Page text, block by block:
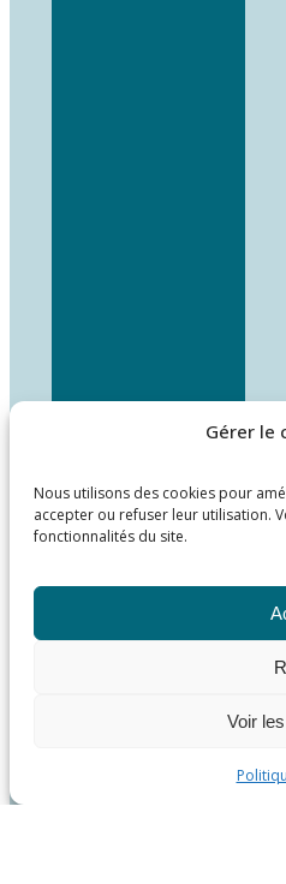
Gérer le
Nous utilisons des cookies pour
accepter ou refuser leur utilisation.
fonctionnalités du site.
Voir